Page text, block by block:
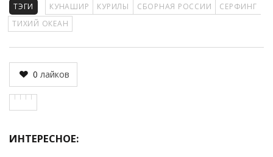
ТЭГИ КУНАШИР КУРИЛЫ СБОРНАЯ РОССИИ
СЕРФИНГ
ТИХИЙ ОКЕАН
0 лайков
ИНТЕРЕСНОЕ: